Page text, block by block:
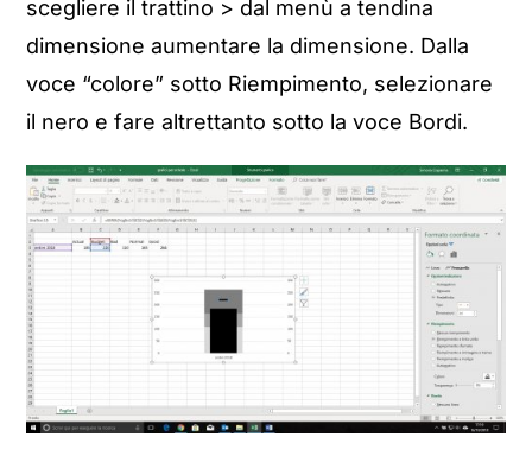
scegliere il trattino > dal menù a tendina
dimensione aumentare la dimensione. Dalla
voce “colore” sotto Riempimento, selezionare
il nero e fare altrettanto sotto la voce Bordi.